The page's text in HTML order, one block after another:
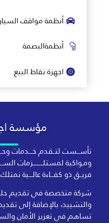
أنظمة مواقف
أنظمةالبصمة
اجهزة نقاط البيع
مؤسسة
تأســـست لتــقدم خــــدمات
ومـواكبة لمستلــــــــــزمات
فريــق ذو كفـــاءة عالــــية نمتلك خبرة
شركة متخصصة في تقديم
والتشييد، بالإضافة إلى
تساهم في تعزيز الأمان